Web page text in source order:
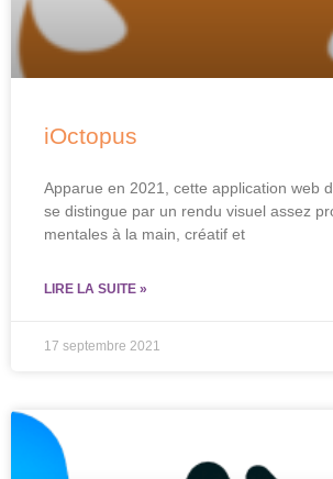
iOctopus
Apparue en 2021, cette application web
se distingue par un rendu visuel assez
mentales à la main, créatif et
LIRE LA SUITE »
17 septembre 2021